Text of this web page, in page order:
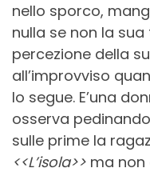
nello sporco,
nulla se non la
percezione della
all’improvviso
lo segue. E’una
osserva
sulle prime la
<<L’isola>> ma non